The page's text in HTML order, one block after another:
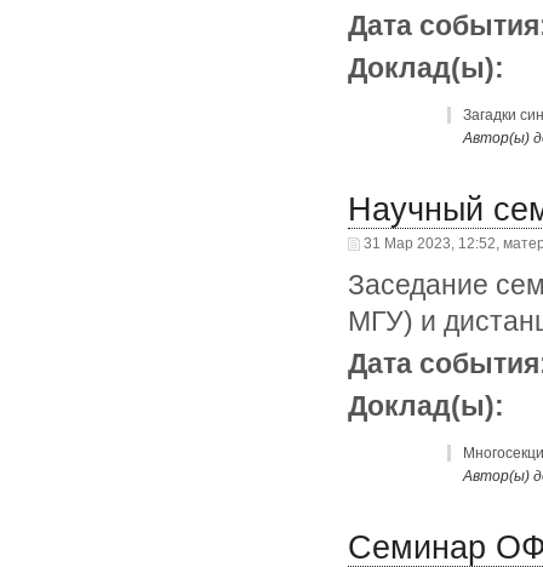
Дата
Доклад(ы):
Загадки
Автор(ы)
Научный
31 Мар 2023, 12:52,
Заседание
МГУ) и
Дата
Доклад(ы):
Автор(ы)
Семинар